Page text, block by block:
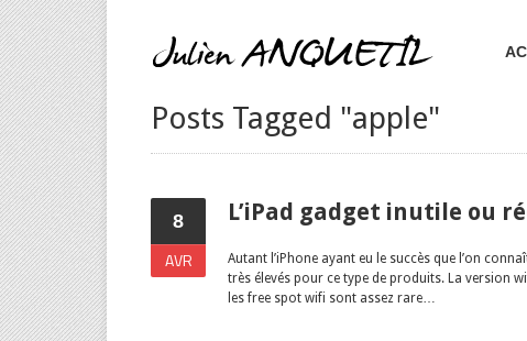
Posts Tagged "apple"
8
AVR
L’iPad gadget inutile ou
Autant l’iPhone ayant eu le succès que l’on
très élevés pour ce type de produits. La version
les free spot wifi sont assez rare…